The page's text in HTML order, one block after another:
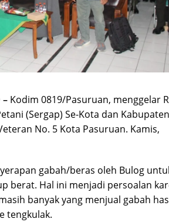
– Kodim 0819/Pasuruan, menggelar
(Sergap) Se-Kota dan Kabupaten
No. 5 Kota Pasuruan. Kamis,
gabah/beras oleh Bulog
berat. Hal ini menjadi persoalan
banyak yang menjual gabah
tengkulak.